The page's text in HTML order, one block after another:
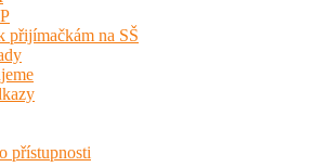
přijímačkám na SŠ
přístupnosti